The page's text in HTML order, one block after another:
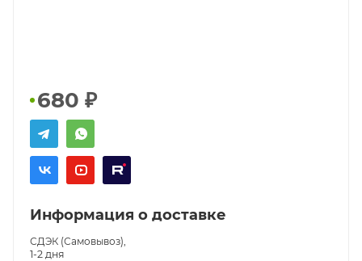
680 ₽
Информация о доставке
СДЭК (Самовывоз),
1-2 дня